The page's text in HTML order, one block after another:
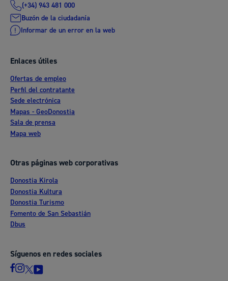
(+34) 943 481 000
Buzón de la ciudadanía
Informar de un error en la web
Enlaces útiles
Ofertas de empleo
Perfil del contratante
Sede electrónica
Mapas - GeoDonostia
Sala de prensa
Mapa web
Otras páginas web corporativas
Donostia Kirola
Donostia Kultura
Donostia Turismo
Fomento de San Sebastián
Dbus
Síguenos en redes sociales